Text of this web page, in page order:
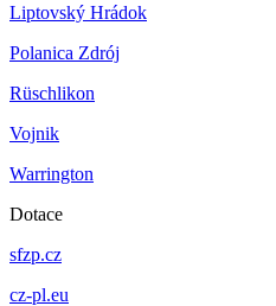
Liptovský Hrádok
Polanica Zdrój
Rüschlikon
Vojnik
Warrington
Dotace
sfzp.cz
cz-pl.eu